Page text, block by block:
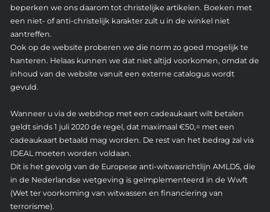
beperken we ons daarom tot christelijke artikelen. Boeken met
een niet- of anti-christelijk karakter zult u in de winkel niet
aantreffen.
Ook op de website proberen we die norm zo goed mogelijk te
hanteren. Helaas kunnen we dat niet altijd voorkomen, omdat de
inhoud van de website vanuit een externe catalogus wordt
gevuld.
Wanneer u via de webshop met een cadeaukaart wilt betalen
geldt sinds 1 juli 2020 de regel, dat maximaal €50,= met een
cadeaukaart betaald mag worden. De rest van het bedrag zal via
IDEAL moeten worden voldaan.
Dit is het gevolg van de Europese anti-witwasrichtlijn AMLD5, die
in de Nederlandse wetgeving is geïmplementeerd in de Wwft
(Wet ter voorkoming van witwassen en financiering van
terrorisme).